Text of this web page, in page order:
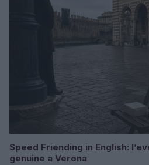
Speed Friending in English:
genuine a Verona